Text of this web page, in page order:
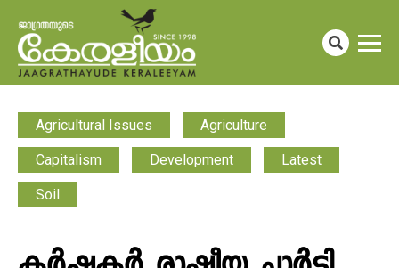
Agricultural Issues Agriculture
Capitalism Development Latest
Soil